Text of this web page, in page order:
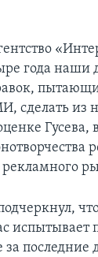
года наши
сделать из
Гусева,
испытывает
за последние